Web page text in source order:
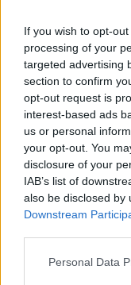
If you wish to opt-
processing of your
targeted advertising
section to confirm
opt-out request is
interest-based ads
us or personal
your opt-out. You
disclosure of your
IAB’s list of
also be disclosed by
Downstream
Personal Data
Si vos veines sont
le vert, ou si vous
leur couleur,
Les peaux avec
mélange
peaux,
nuances “beige”,
votre main. La